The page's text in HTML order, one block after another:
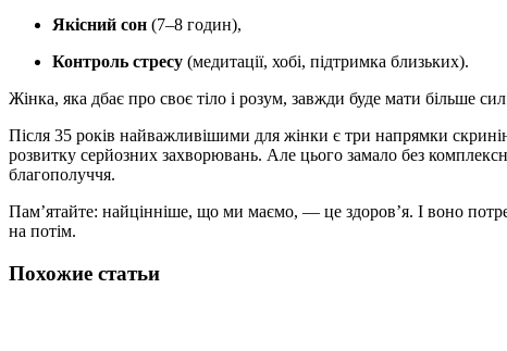
Якісний сон (7–8 годин),
Контроль стресу (медитації, хобі, підтримка близьких).
Жінка, яка дбає про своє тіло і розум, завжди буде мати більше
Після 35 років найважливішими для жінки є три напрямки
розвитку серйозних захворювань. Але цього замало без
благополуччя.
Пам’ятайте: найцінніше, що ми маємо, — це здоров’я. І воно
на потім.
Похожие статьи